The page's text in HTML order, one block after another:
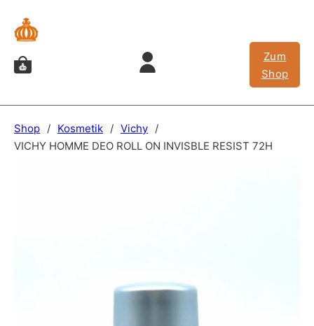
Zum
Shop
Shop / Kosmetik / Vichy /
VICHY HOMME DEO ROLL ON INVISBLE RESIST 72H